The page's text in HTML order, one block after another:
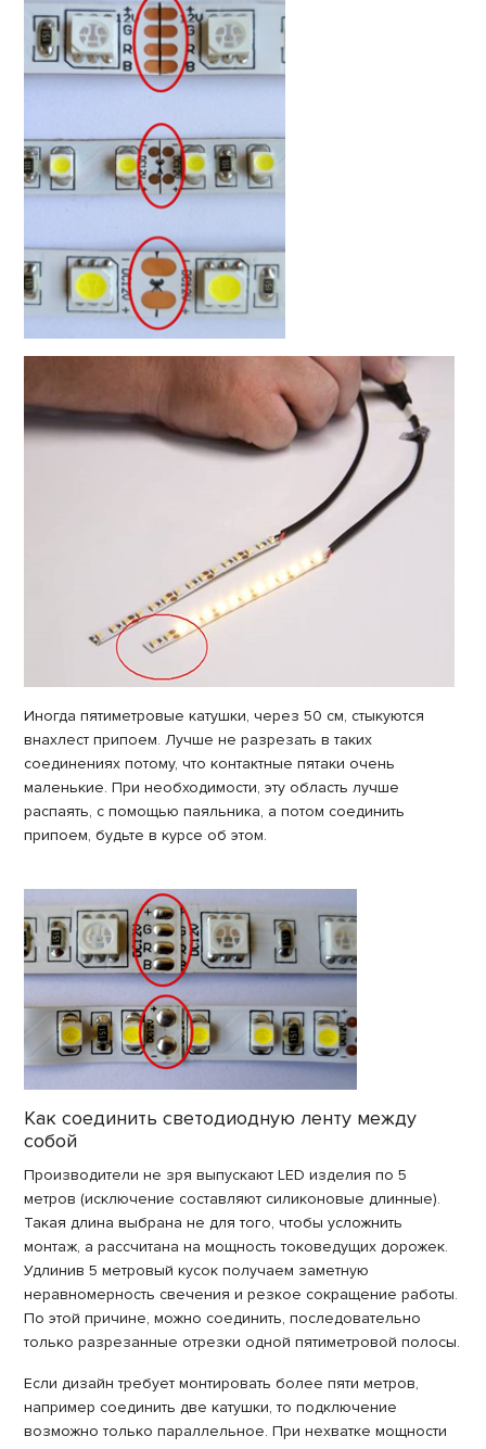
Иногда пятиметровые катушки, через 50 см, стыкуются
внахлест припоем. Лучше не разрезать в таких
соединениях потому, что контактные пятаки очень
маленькие. При необходимости, эту область лучше
распаять, с помощью паяльника, а потом соединить
припоем, будьте в курсе об этом.
Как соединить светодиодную ленту между
собой
Производители не зря выпускают LED изделия по 5
метров (исключение составляют силиконовые длинные).
Такая длина выбрана не для того, чтобы усложнить
монтаж, а рассчитана на мощность токоведущих дорожек.
Удлинив 5 метровый кусок получаем заметную
неравномерность свечения и резкое сокращение работы.
По этой причине, можно соединить, последовательно
только разрезанные отрезки одной пятиметровой полосы.
Если дизайн требует монтировать более пяти метров,
например соединить две катушки, то подключение
возможно только параллельное. При нехватке мощности